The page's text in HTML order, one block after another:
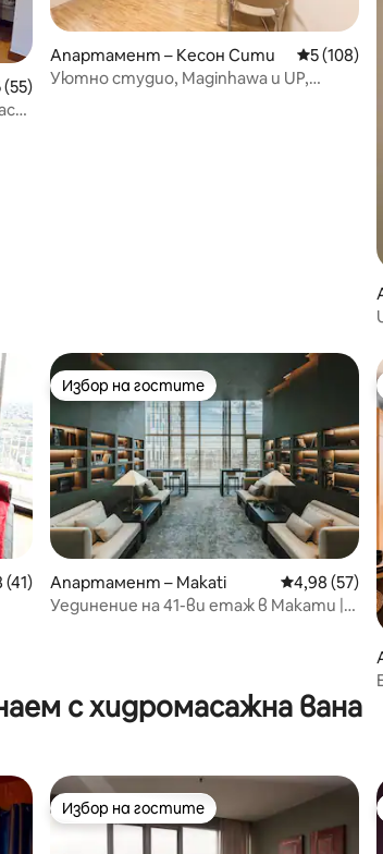
оценка: 5 от 5, 55 отзива
(55)
Апартамент – Кесон Сити Средна
5 (108)
Уютно студио, Maginhawa и UP,
оценка: 4,98 от 5, 41 отзива
(41)
Избор на гостите
Избор на гостите
Апартамент – Makati Средна
4,98 (57)
Уединение на 41-ви етаж в Макати |
с хидромасажна вана
Избор на гостите
Избор на гостите